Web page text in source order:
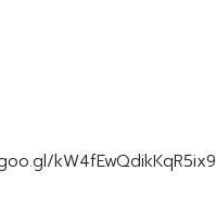
kW4fEwQdikKqR5ix9